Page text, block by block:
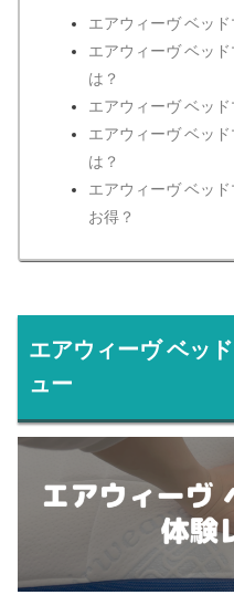
エアウィーヴ ベッ
エアウィーヴ ベッ
は？
エアウィーヴ ベッ
エアウィーヴ ベッ
は？
エアウィーヴ ベッ
お得？
エアウィーヴ ベッ
ュー